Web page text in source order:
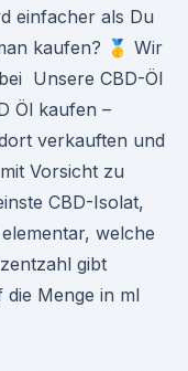
einfacher als Du
kaufen? 🥇 Wir
Unsere CBD-Öl
Öl kaufen –
verkauften und
Vorsicht zu
CBD-Isolat,
welche
gibt
die Menge in ml